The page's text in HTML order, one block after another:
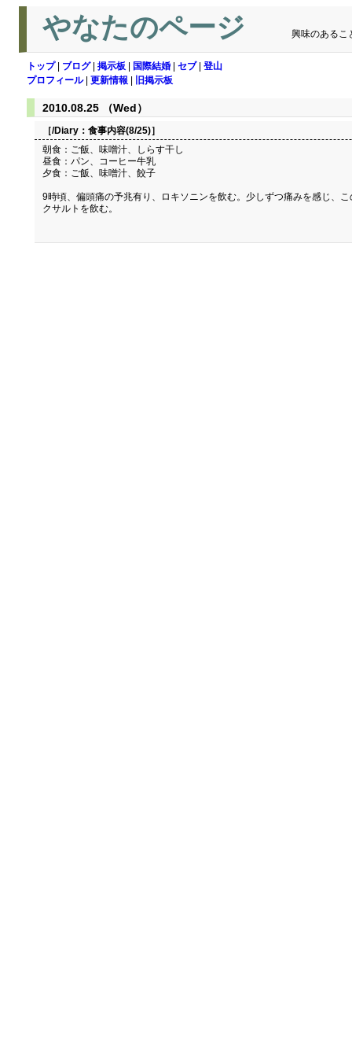
やなたのページ 興味のあるこ
トップ| ブログ| 掲示板 国際結婚 セブ| 登山
プロフィール| 更新情報 旧掲示板
2010.08.25 （Wed）
［/Diary： 食事内容(8/25)］
朝食：ご飯、味噌汁、しらす干し
昼食：パン、コーヒー牛乳
夕食：ご飯、味噌汁、餃子
9時頃、偏頭痛の予兆有り、ロキソニンを飲む。少しずつ痛みを感じ、
クサルトを飲む。